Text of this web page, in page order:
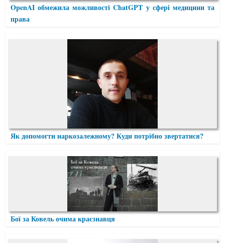
OpenAI обмежила можливості ChatGPT у сфері медицини та
права
Як допомогти наркозалежному? Куди потрібно звертатися?
Бої за Ковель очима краєзнавця